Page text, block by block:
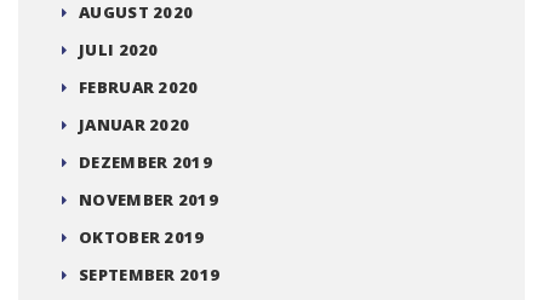
AUGUST 2020
JULI 2020
FEBRUAR 2020
JANUAR 2020
DEZEMBER 2019
NOVEMBER 2019
OKTOBER 2019
SEPTEMBER 2019